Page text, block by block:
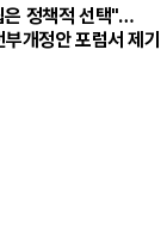
은 정책적 선택"…
개정안 포럼서 제기